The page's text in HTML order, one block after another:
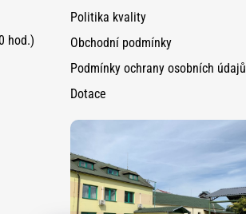
Politika kvality
Obchodní podmínky
Podmínky ochrany osobních údajů
Dotace